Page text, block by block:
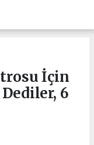
İçin
Dediler, 6